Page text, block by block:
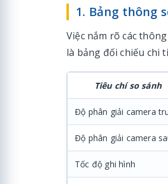
1. Bảng thông
Việc nắm rõ các
là bảng đối chiếu chi
Tiêu chí so sánh
Độ phân giải camera
Độ phân giải camera
Tốc độ ghi hình